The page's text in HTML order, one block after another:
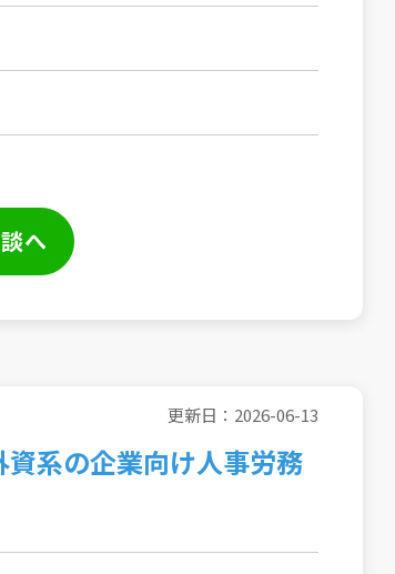
へ
更新日：2026-06-13
系の企業向け人事労務